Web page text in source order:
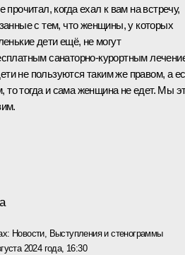
прочитал, когда ехал к вам на встречу,
с тем, что женщины, у которых
дети ещё, не могут
санаторно-курортным
не пользуются таким же правом, а
то тогда и сама женщина не едет. Мы
Новости, Выступления и стенограммы
2024 года, 16:30